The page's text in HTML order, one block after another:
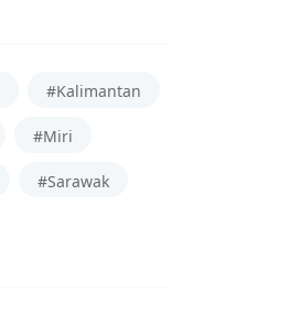
#Kalimantan
#Miri
#Sarawak